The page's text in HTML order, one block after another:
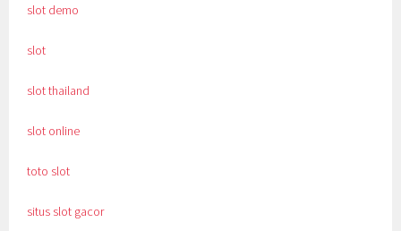
slot demo
slot
slot thailand
slot online
toto slot
situs slot gacor